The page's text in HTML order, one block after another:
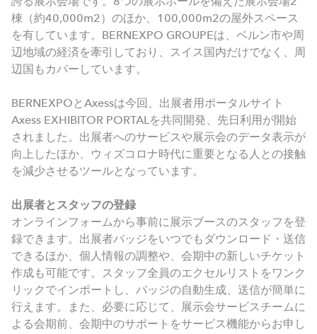
棟（約40,000m2）のほか、100,000m2の屋外スペース
を有しています。BERNEXPO GROUPEは、ベルン市や周
辺地域の経済を牽引しており、スイス国内だけでなく、周
辺国もカバーしています。
BERNEXPOとAxessは今回、出展者用ポータルサイト
Axess EXHIBITOR PORTALを共同開発、先日利用が開始
されました。出展者へのサービスや展示会のデータ表示が
向上したほか、ウィズコロナ時代に重要となる人との接触
を減少させるツールとなっています。
出展者とスタッフの登録
オンラインフォームから事前に展示ブースのスタッフを登
録できます。出展者バッジをいつでもダウンロード・送信
できるほか、個人情報の調整や、会期中の新しいチケット
作成も可能です。スタッフ全員のエクセルリストをワンク
リックでインポートし、バッジの自動生成、送信が簡単に
行えます。また、必要に応じて、展示会サービスチームに
よる会期前、会期中のサポートをサービス機能からお申し